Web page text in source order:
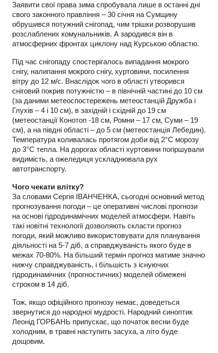
Заявити свої права зима спробувала лише в останні дні
свого законного правління – 30 січня на Сумщину
обрушився потужний снігопад, чим трішки розворушив
розслаблених комунальників. А зародився він в
атмосферних фронтах циклону над Курською областю.
Під час снігопаду спостерігалось випадання мокрого
снігу, налипання мокрого снігу, хуртовини, посилення
вітру до 12 м/с. Внаслідок чого в області утворився
сніговий покрив потужністю – в північній частині до 10 см
(за даними метеоспостережень метеостанцій Дружба і
Глухів – 4 і 10 см), в західній і східній до 19 см
(метеостанції Конотоп -18 см, Ромни – 17 см, Суми – 19
см), а на півдні області – до 5 см (метеостанція Лебедин).
Температура коливалась протягом доби від 2°С морозу
до 3°С тепла. На дорогах області хуртовини погіршували
видимість, а ожеледиця ускладнювала рух
автотранспорту.
Чого чекати влітку?
За словами Сергія ІВАНЧЕНКА, сьогодні основний метод
прогнозування погоди – це оперативні числові прогнози
на основі гідродинамічних моделей атмосфери. Навіть
такі новітні технології дозволяють скласти прогноз
погоди, який можливо використовувати для планування
діяльності на 5-7 діб, а справджуваність якого буде в
межах 70-80%. На більший термін прогноз матиме значно
нижчу справджуваність, і більшість з існуючих
гідродинамічних (прогностичних) моделей обмежені
строком в 14 діб.
Тож, якщо офіційного прогнозу немає, доведеться
звернутися до народної мудрості. Народний синоптик
Леонід ГОРБАНЬ припускає, що початок весни буде
холодним, в травні наступить засуха, а літо буде
дощовим.